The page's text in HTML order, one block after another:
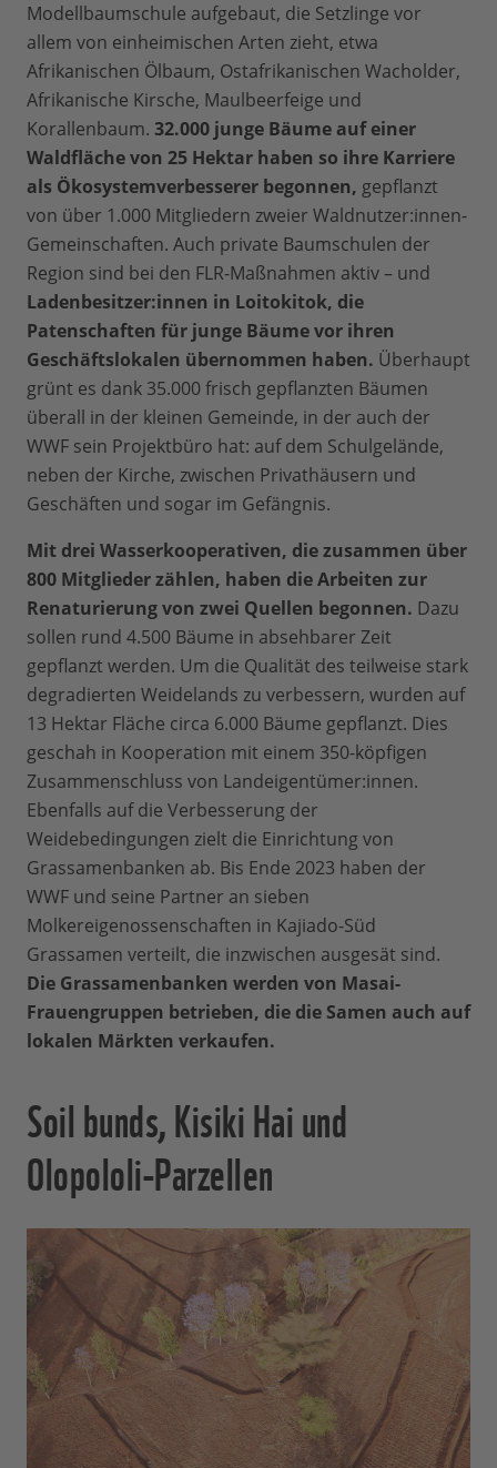
Modellbaumschule aufgebaut, die Setzlinge vor
allem von einheimischen Arten zieht, etwa
Afrikanischen Ölbaum, Ostafrikanischen Wacholder,
Afrikanische Kirsche, Maulbeerfeige und
Korallenbaum. 32.000 junge Bäume auf einer
Waldfläche von 25 Hektar haben so ihre Karriere
als Ökosystemverbesserer begonnen, gepflanzt
von über 1.000 Mitgliedern zweier Waldnutzer:innen-
Gemeinschaften. Auch private Baumschulen der
Region sind bei den FLR-Maßnahmen aktiv – und
Ladenbesitzer:innen in Loitokitok, die
Patenschaften für junge Bäume vor ihren
Geschäftslokalen übernommen haben. Überhaupt
grünt es dank 35.000 frisch gepflanzten Bäumen
überall in der kleinen Gemeinde, in der auch der
WWF sein Projektbüro hat: auf dem Schulgelände,
neben der Kirche, zwischen Privathäusern und
Geschäften und sogar im Gefängnis.
Mit drei Wasserkooperativen, die zusammen über
800 Mitglieder zählen, haben die Arbeiten zur
Renaturierung von zwei Quellen begonnen. Dazu
sollen rund 4.500 Bäume in absehbarer Zeit
gepflanzt werden. Um die Qualität des teilweise stark
degradierten Weidelands zu verbessern, wurden auf
13 Hektar Fläche circa 6.000 Bäume gepflanzt. Dies
geschah in Kooperation mit einem 350-köpfigen
Zusammenschluss von Landeigentümer:innen.
Ebenfalls auf die Verbesserung der
Weidebedingungen zielt die Einrichtung von
Grassamenbanken ab. Bis Ende 2023 haben der
WWF und seine Partner an sieben
Molkereigenossenschaften in Kajiado-Süd
Grassamen verteilt, die inzwischen ausgesät sind.
Die Grassamenbanken werden von Masai-
Frauengruppen betrieben, die die Samen auch auf
lokalen Märkten verkaufen.
Soil bunds, Kisiki Hai und
Olopololi-Parzellen